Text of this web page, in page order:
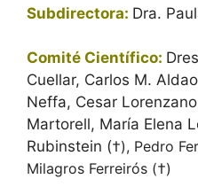
Subdirectora: Dra.
Comité Científico:
Cuellar, Carlos M.
Neffa, Cesar
Martorell, María Elena
Rubinstein (†), Pedro
Milagros Ferreirós (†)